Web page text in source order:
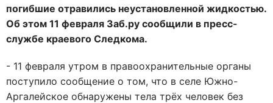
погибшие отравились неустановленной жидкостью.
Об этом 11 февраля Заб.ру сообщили в пресс-
службе краевого Следкома.
- 11 февраля утром в правоохранительные органы
поступило сообщение о том, что в селе Южно-
Аргалейское обнаружены тела трёх человек без